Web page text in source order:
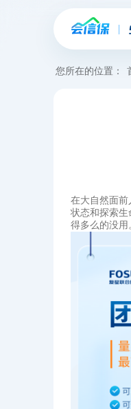
您所在的位置：
在大自然面前
状态和探索生
得多么的没